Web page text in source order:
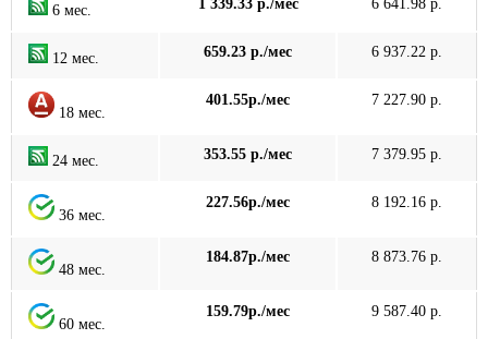
6 мес. 1 339.33 р./мес 6 641.98 р.
12 мес. 659.23 р./мес 6 937.22 р.
18 мес.
401.55р./мес 7 227.90 р.
24 мес. 353.55 р./мес 7 379.95 р.
36 мес.
227.56р./мес 8 192.16 р.
48 мес.
184.87р./мес 8 873.76 р.
60 мес.
159.79р./мес 9 587.40 р.